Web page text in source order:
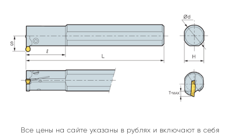
Все цены на сайте указаны в рублях и включают в себя